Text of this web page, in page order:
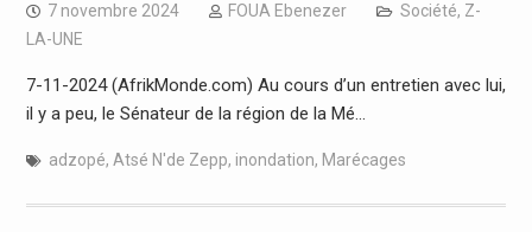
7 novembre 2024 FOUA Ebenezer Société, Z-
LA-UNE
7-11-2024 (AfrikMonde.com) Au cours d’un entretien avec lui,
il y a peu, le Sénateur de la région de la Mé…
adzopé, Atsé N'de Zepp, inondation, Marécages